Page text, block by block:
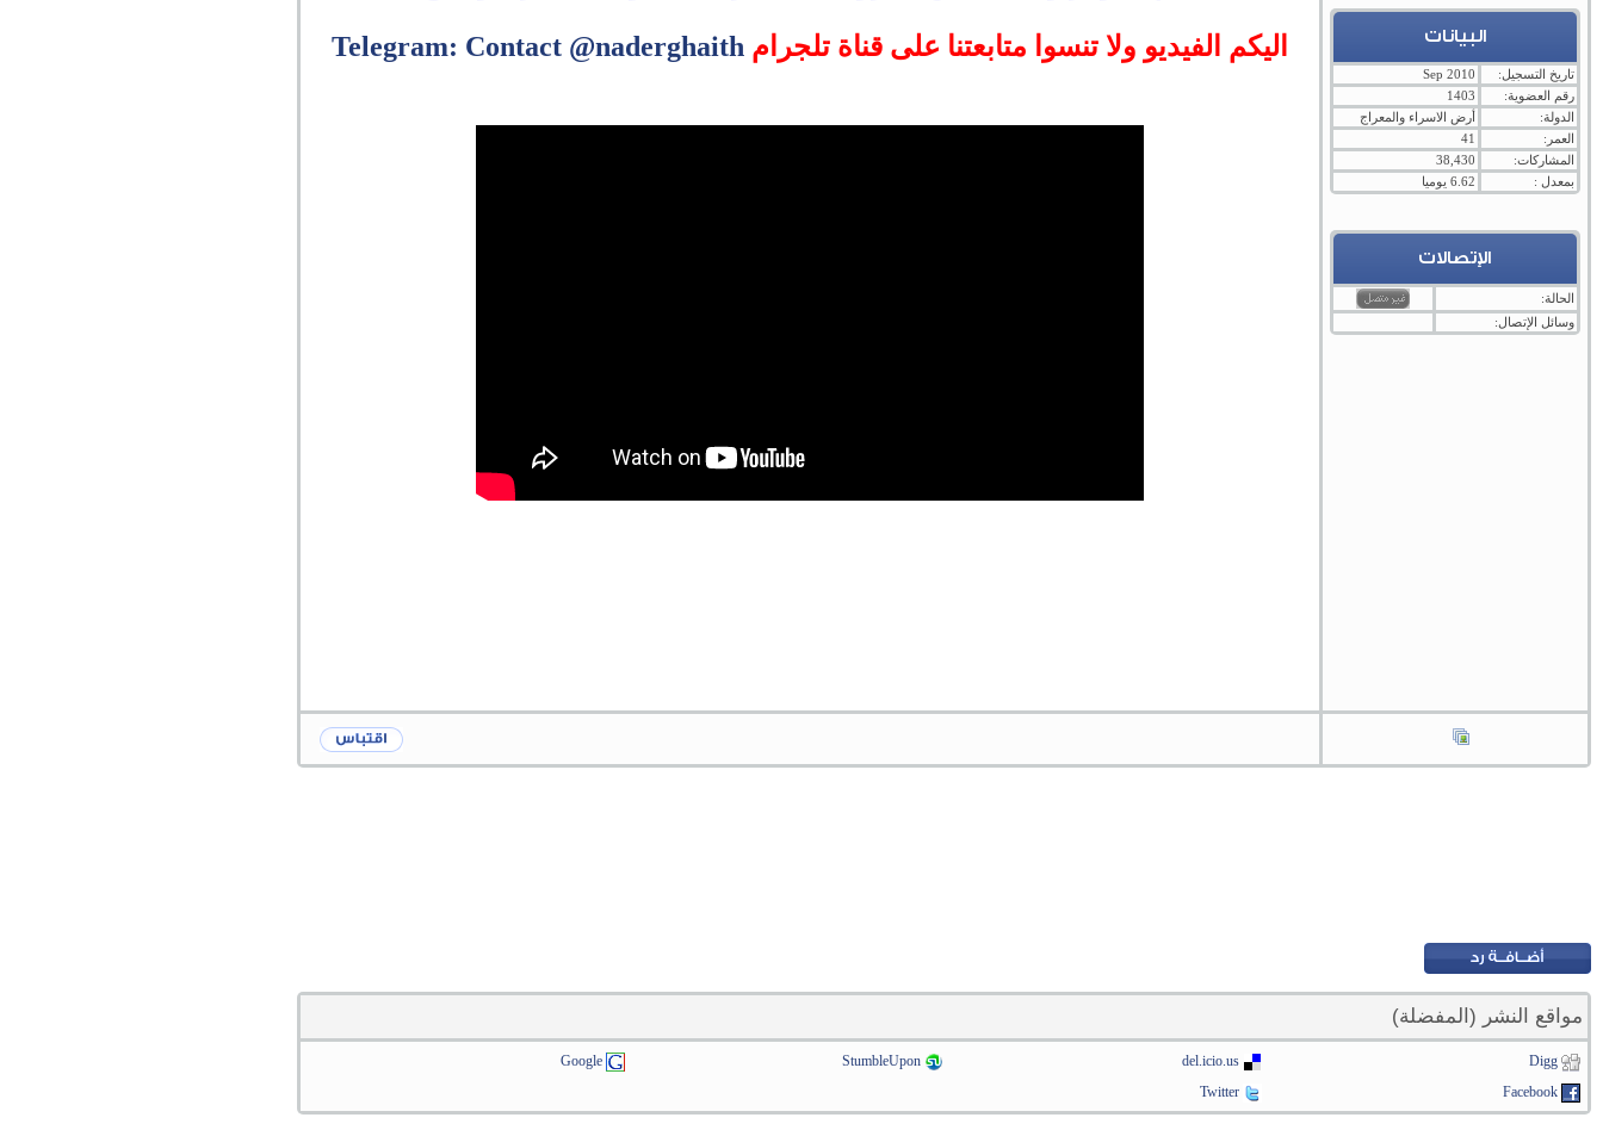
البيانات
تاريخ التسجيل:
Sep 2010
رقم العضوية:
1403
الدولة:
أرض الاسراء والمعراج
العمر:
41
المشاركات:
38,430
بمعدل :
6.62 يوميا
الإتصالات
الحالة:
وسائل الإتصال:
اليكم الفيديو ولا تنسوا متابعتنا على قناة تلجرام Telegram: Contact @naderghaith
مواقع النشر (المفضلة)
Digg
del.icio.us
StumbleUpon
Google
Facebook
Twitter